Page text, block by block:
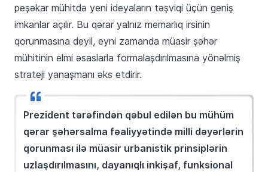
peşəkar mühitdə yeni ideyaların təşviqi üçün geniş
imkanlar açılır. Bu qərar yalnız memarlıq irsinin
qorunmasına deyil, eyni zamanda müasir şəhər
mühitinin elmi əsaslarla formalaşdırılmasına yönəlmiş
strateji yanaşmanı əks etdirir.
Prezident tərəfindən qəbul edilən bu mühüm
qərar şəhərsalma fəaliyyətində milli dəyərlərin
qorunması ilə müasir urbanistik prinsiplərin
uzlaşdırılmasını, dayanıqlı inkişaf, funksional